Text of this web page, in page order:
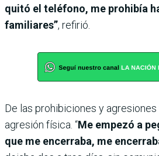
quitó el teléfono, me prohibía
familiares”, refirió.
De las prohibiciones y
agresión física. “Me empezó a
que me encerraba, me